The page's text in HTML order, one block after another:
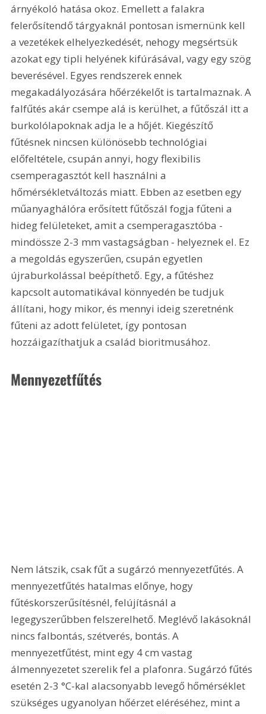
árnyékoló hatása okoz. Emellett a falakra
felerősítendő tárgyaknál pontosan ismernünk kell
a vezetékek elhelyezkedését, nehogy megsértsük
azokat egy tipli helyének kifúrásával, vagy egy szög
beverésével. Egyes rendszerek ennek
megakadályozására hőérzékelőt is tartalmaznak. A
falfűtés akár csempe alá is kerülhet, a fűtőszál itt a
burkolólapoknak adja le a hőjét. Kiegészítő
fűtésnek nincsen különösebb technológiai
előfeltétele, csupán annyi, hogy flexibilis
csemperagasztót kell használni a
hőmérsékletváltozás miatt. Ebben az esetben egy
műanyaghálóra erősített fűtőszál fogja fűteni a
hideg felületeket, amit a csemperagasztóba -
mindössze 2-3 mm vastagságban - helyeznek el. Ez
a megoldás egyszerűen, csupán egyetlen
újraburkolással beépíthető. Egy, a fűtéshez
kapcsolt automatikával könnyedén be tudjuk
állítani, hogy mikor, és mennyi ideig szeretnénk
fűteni az adott felületet, így pontosan
hozzáigazíthatjuk a család bioritmusához.
Mennyezetfűtés
Nem látszik, csak fűt a sugárzó mennyezetfűtés. A
mennyezetfűtés hatalmas előnye, hogy
fűtéskorszerűsítésnél, felújításnál a
legegyszerűbben felszerelhető. Meglévő lakásoknál
nincs falbontás, szétverés, bontás. A
mennyezetfűtést, mint egy 4 cm vastag
álmennyezetet szerelik fel a plafonra. Sugárzó fűtés
esetén 2-3 °C-kal alacsonyabb levegő hőmérséklet
szükséges ugyanolyan hőérzet eléréséhez, mint a